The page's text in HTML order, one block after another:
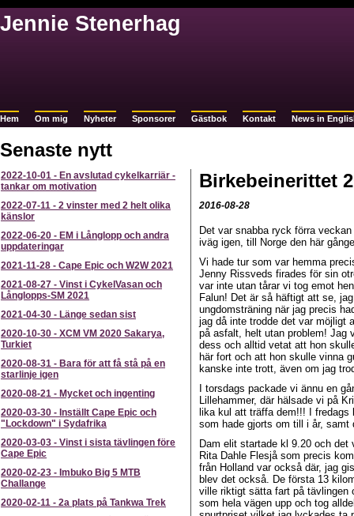
Jennie Stenerhag
Hem Om mig Nyheter Sponsorer Gästbok Kontakt News in
Senaste nytt
2022-10-01 - En avslutad cykelkarriär -
tankar om motivation
2022-07-11 - 2 vinster med 2 helt olika
känslor
2022-06-20 - EM i Långlopp och andra
uppdateringar
2021-11-28 - Cape Epic och W2W 2021
2021-08-27 - Vinst i CykelVasan och
Långlopps-SM 2021
2021-04-30 - Länge sedan sist
2020-10-30 - XCM VM 2020 Sakarya,
Turkiet
2020-08-31 - Bara för att få stå på en
starlinje igen
2020-08-21 - Mycket och ingenting
2020-03-30 - Inställt Cape Epic och
"Lockdown" i Sydafrika
2020-03-03 - Vinst i sista tävlingen före
Cape Epic
2020-02-23 - Imbuko Big 5 MTB
Challange
2020-02-11 - 2a plats på Tankwa Trek
Birkebeinerittet
2016-08-28
Det var snabba ryck förra
iväg igen, till Norge den här
Vi hade tur som var hemma
Jenny Rissveds firades för sin
var inte utan tårar vi tog emot
Falun! Det är så häftigt att se,
ungdomsträning när jag precis
jag då inte trodde det var möjligt
på asfalt, helt utan problem! Jag
dess och alltid vetat att hon
här fort och att hon skulle vinna
kanske inte trott, även om jag
I torsdags packade vi ännu en
Lillehammer, där hälsade vi på
lika kul att träffa dem!!! I fredags
som hade gjorts om till i år,
Dam elit startade kl 9.20 och
Rita Dahle Flesjå som precis
från Holland var också där, jag
blev det också. De första 13
ville riktigt sätta fart på tävlingen
som hela vägen upp och tog